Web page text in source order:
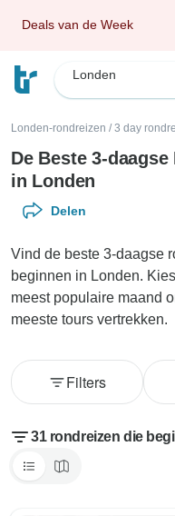
Deals van de Week
Londen
Londen-rondreizen / 3 day
De Beste 3-
in Londen
Delen
Vind de beste 3-daagse
beginnen in Londen.
meest populaire maand
meeste tours vertrekken.
Filters
31 rondreizen die